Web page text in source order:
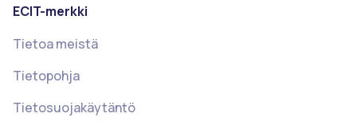
ECIT-merkki
Tietoa meistä
Tietopohja
Tietosuojakäytäntö